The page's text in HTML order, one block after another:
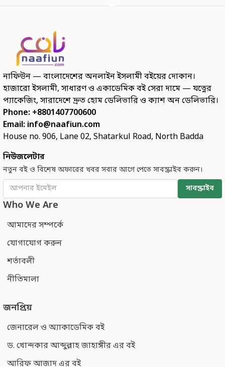
নাফিউন — বাংলাদেশের অনলাইন ইসলামী বইয়ের দোকান।
হাজারো ইসলামী, সাধারণ ও একাডেমিক বই সেরা দামে — যত্নের
প্যাকেজিং, সারাদেশে দ্রুত হোম ডেলিভারি ও ক্যাশ অন ডেলিভারি।
Phone: +8801407700600
Email: info@naafiun.com
House no. 906, Lane 02, Shatarkul Road, North Badda
নিউজলেটার
নতুন বই ও বিশেষ অফারের খবর সবার আগে পেতে সাবস্ক্রাইব করুন।
সাবস্ক্রাইব
Who We Are
আমাদের সম্পর্কে
যোগাযোগ করুন
শর্তাবলী
নীতিমালা
জনপ্রিয়
জেনারেল ও অ্যাকাডেমিক বই
ড. খোন্দকার আব্দুল্লাহ জাহাঙ্গীর এর বই
আরিফ আজাদ এর বই